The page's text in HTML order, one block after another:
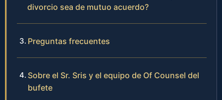
divorcio sea de mutuo acuerdo?
Preguntas frecuentes
Sobre el Sr. Sris y el equipo de Of Counsel del
bufete